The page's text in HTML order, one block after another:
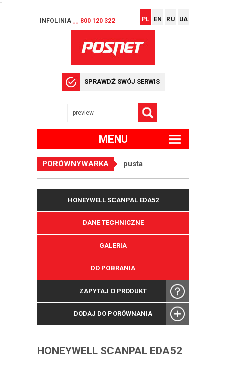
"
INFOLINIA __ 800 120 322 PL EN RU UA
SPRAWDŹ SWÓJ SERWIS
MENU
PORÓWNYWARKA pusta
HONEYWELL SCANPAL EDA52
DANE TECHNICZNE
GALERIA
DO POBRANIA
ZAPYTAJ O PRODUKT
DODAJ DO PORÓWNANIA
HONEYWELL SCANPAL EDA52